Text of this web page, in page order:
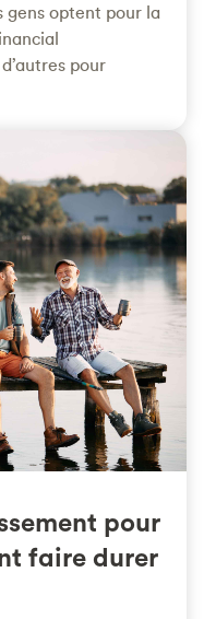
gens optent pour la
pour
pour
faire durer